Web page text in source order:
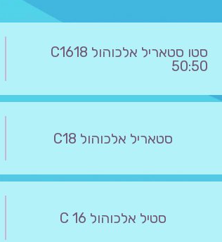
סטו סטאריל אלכוהול C1618
50:50
סטאריל אלכוהול C18
סטיל אלכוהול C 16